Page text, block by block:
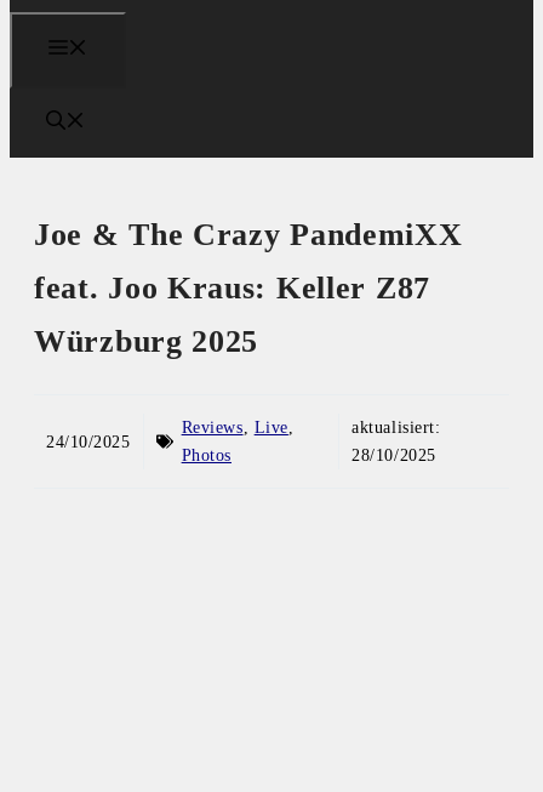
Joe & The Crazy PandemiXX
feat. Joo Kraus: Keller Z87
Würzburg 2025
24/10/2025
Reviews, Live,
Photos
aktualisiert:
28/10/2025